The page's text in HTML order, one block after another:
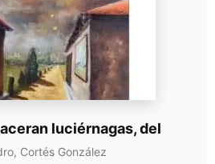
luciérnagas, del
Cortés González